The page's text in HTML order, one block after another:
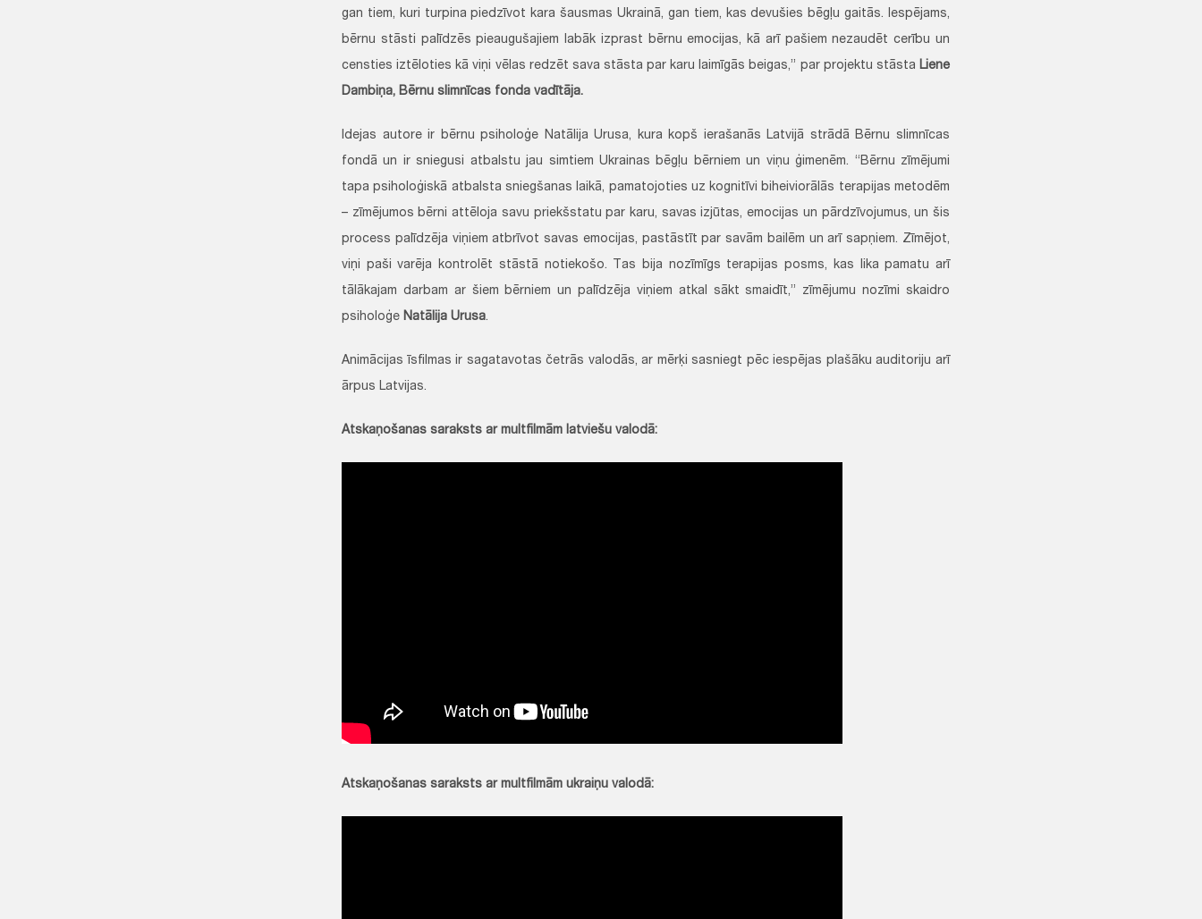
gan tiem, kuri turpina piedzīvot kara šausmas Ukrainā, gan tiem, kas devušies bēgļu gaitās. Iespējams,
bērnu stāsti palīdzēs pieaugušajiem labāk izprast bērnu emocijas, kā arī pašiem nezaudēt cerību un
censties iztēloties kā viņi vēlas redzēt sava stāsta par karu laimīgās beigas,” par projektu stāsta Liene
Dambiņa, Bērnu slimnīcas fonda vadītāja.
Idejas autore ir bērnu psiholoģe Natālija Urusa, kura kopš ierašanās Latvijā strādā Bērnu slimnīcas
fondā un ir sniegusi atbalstu jau simtiem Ukrainas bēgļu bērniem un viņu ģimenēm. “Bērnu zīmējumi
tapa psiholoģiskā atbalsta sniegšanas laikā, pamatojoties uz kognitīvi biheiviorālās terapijas metodēm
– zīmējumos bērni attēloja savu priekšstatu par karu, savas izjūtas, emocijas un pārdzīvojumus, un šis
process palīdzēja viņiem atbrīvot savas emocijas, pastāstīt par savām bailēm un arī sapņiem. Zīmējot,
viņi paši varēja kontrolēt stāstā notiekošo. Tas bija nozīmīgs terapijas posms, kas lika pamatu arī
tālākajam darbam ar šiem bērniem un palīdzēja viņiem atkal sākt smaidīt,” zīmējumu nozīmi skaidro
psiholoģe Natālija Urusa.
Animācijas īsfilmas ir sagatavotas četrās valodās, ar mērķi sasniegt pēc iespējas plašāku auditoriju arī
ārpus Latvijas.
Atskaņošanas saraksts ar multfilmām latviešu valodā:
Atskaņošanas saraksts ar multfilmām ukraiņu valodā: